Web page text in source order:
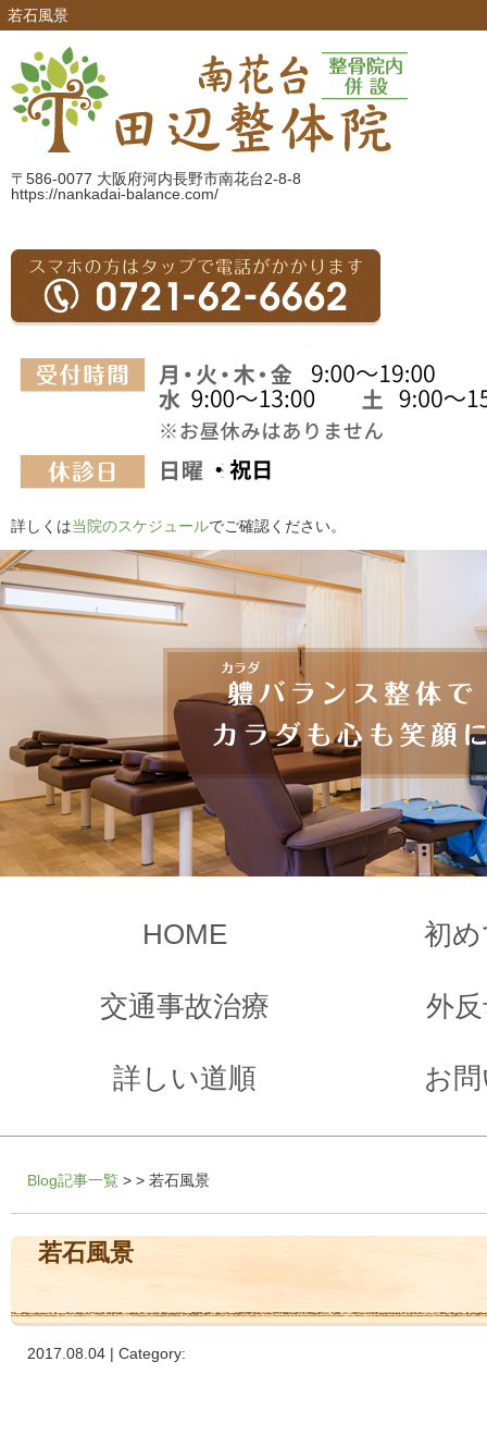
若石風景
〒586-0077 大阪府河内長野市南花台2-8-8
https://nankadai-balance.com/
詳しくは当院のスケジュールでご確認ください。
HOME 初
交通事故治療 外
詳しい道順 お
Blog記事一覧 > > 若石風景
若石風景
2017.08.04 | Category: